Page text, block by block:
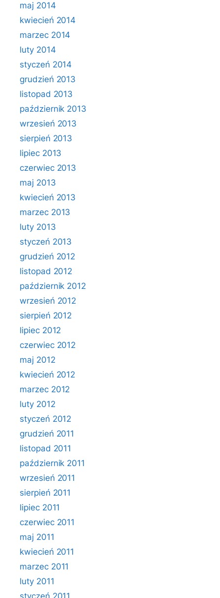
maj 2014
kwiecień 2014
marzec 2014
luty 2014
styczeń 2014
grudzień 2013
listopad 2013
październik 2013
wrzesień 2013
sierpień 2013
lipiec 2013
czerwiec 2013
maj 2013
kwiecień 2013
marzec 2013
luty 2013
styczeń 2013
grudzień 2012
listopad 2012
październik 2012
wrzesień 2012
sierpień 2012
lipiec 2012
czerwiec 2012
maj 2012
kwiecień 2012
marzec 2012
luty 2012
styczeń 2012
grudzień 2011
listopad 2011
październik 2011
wrzesień 2011
sierpień 2011
lipiec 2011
czerwiec 2011
maj 2011
kwiecień 2011
marzec 2011
luty 2011
styczeń 2011